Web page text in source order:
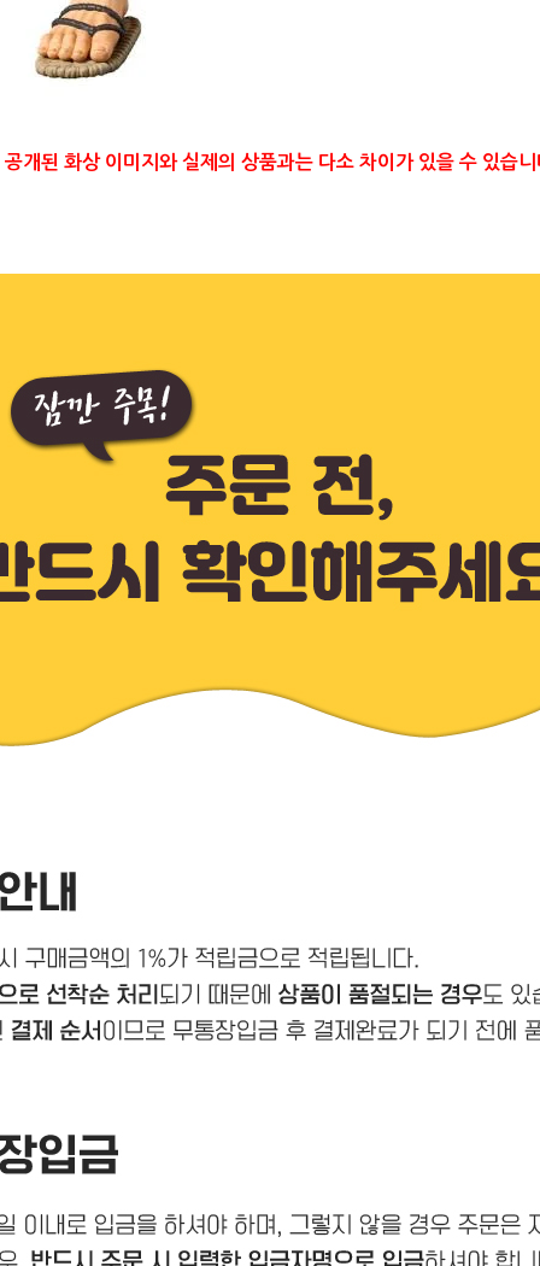
개된 화상 이미지와 실제의 상품과는 다소 차이가 있을 수 있습니